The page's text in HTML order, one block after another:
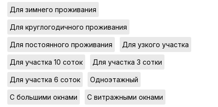
Для зимнего проживания
Для круглогодичного проживания
Для постоянного проживания Для узкого участка
Для участка 10 соток Для участка 3 сотки
Для участка 6 соток Одноэтажный
С большими окнами С витражными окнами